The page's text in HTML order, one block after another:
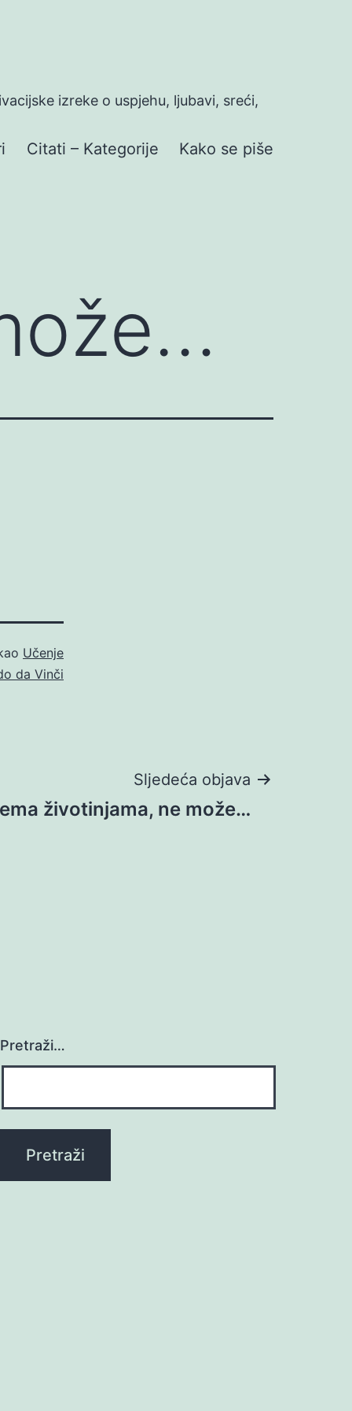
izreke o uspjehu, ljubavi, sreći,
Citati – Kategorije Kako se piše
Učenje
da Vinči
Sljedeća objava
životinjama, ne može…
Pretraži…